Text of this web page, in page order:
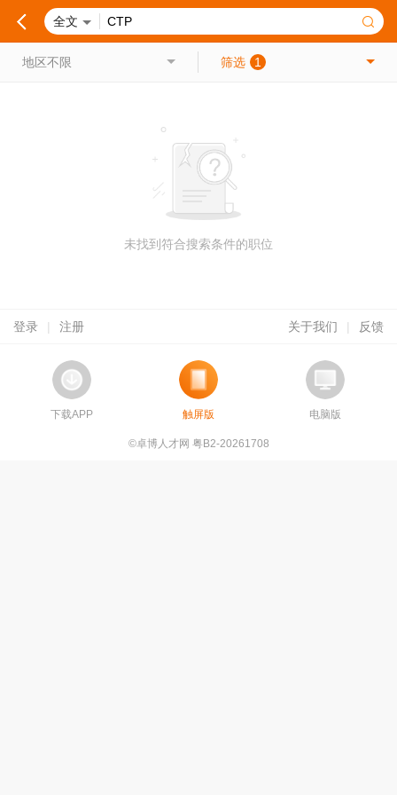
全文
地区不限 筛选 1
未找到符合搜索条件的职位
登录 | 注册 关于我们 | 反馈
下载APP 触屏版 电脑版
©卓博人才网 粤B2-20261708